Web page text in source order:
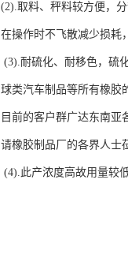
(2).取料、秤料较方便，
在操作时不飞散减少损耗
(3).耐硫化、耐移色，硫
球类汽车制品等所有橡胶
目前的客户群广达东南亚
请橡胶制品厂的各界人士
(4).此产浓度高故用量较